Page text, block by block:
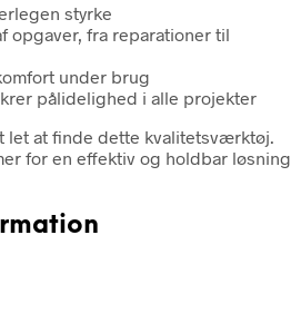
styrke
opgaver, fra reparationer til
under brug
pålidelighed i alle projekter
let at finde dette kvalitetsværktøj.
for en effektiv og holdbar løsning